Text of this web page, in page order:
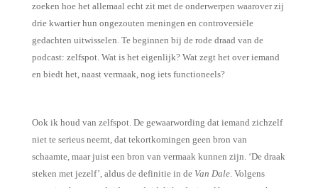
zoeken hoe het allemaal echt zit met de onderwerpen waarover zij
drie kwartier hun ongezouten meningen en controversiële
gedachten uitwisselen. Te beginnen bij de rode draad van de
podcast: zelfspot. Wat is het eigenlijk? Wat zegt het over iemand
en biedt het, naast vermaak, nog iets functioneels?
Ook ik houd van zelfspot. De gewaarwording dat iemand zichzelf
niet te serieus neemt, dat tekortkomingen geen bron van
schaamte, maar juist een bron van vermaak kunnen zijn. ‘De draak
steken met jezelf’, aldus de definitie in de Van Dale. Volgens